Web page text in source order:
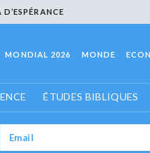
MONDIAL 2026 MONDE
ÉTUDES BIBLIQUES